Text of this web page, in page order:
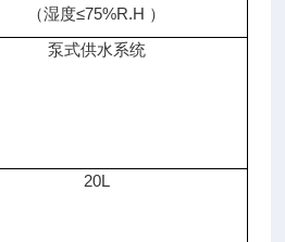
（湿度≤75%R.H ）
泵式供水系统
20L